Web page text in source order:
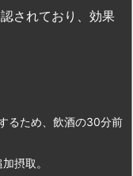
されており、効果
るため、飲酒の30分前
摂取。